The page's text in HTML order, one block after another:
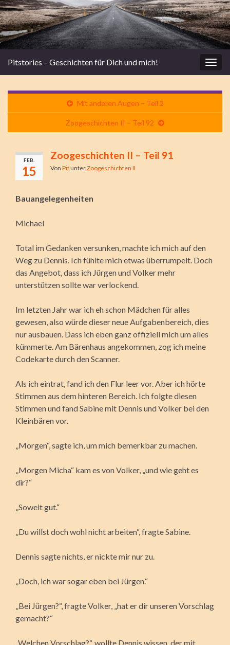
Pitstories – Geschichten für Dich und mich!
Mit anderen Augen – Teil 2
Zoogeschichten II – Teil 92
FEB.
15
Zoogeschichten II – Teil 91
Von PitunterZoogeschichten II
Bauangelegenheiten
Michael
Total im Gedanken versunken, machte ich mich auf den
Weg zu Dennis. Ich fühlte mich etwas überrumpelt. Doch
das Angebot, dass ich Jürgen und Volker mehr
unterstützen sollte war verlockend.
Im letzten Jahr war ich eh schon Mädchen für alles
gewesen, also würde dieser neue Aufgabenbereich, dies
nur ausbauen. Dass ich eben ganz offiziell mich um alles
kümmerte. Am Bärenhaus angekommen, zog ich meine
Codekarte durch den Scanner.
Als ich eintrat, fand ich den Flur leer vor. Aber ich hörte
Stimmen aus dem hinteren Bereich. Ich folgte diesen
Stimmen und fand Sabine mit Dennis und Volker bei den
Kleinbären vor.
„Morgen“, sagte ich, um mich bemerkbar zu machen.
„Morgen Micha“ kam es von Volker, „und wie geht es
dir?“
„Soweit gut.“
„Du willst doch wohl nicht arbeiten“, fragte Sabine.
Dennis sagte nichts, er nickte mir nur zu.
„Doch, ich war sogar eben bei Jürgen.“
„Bei Jürgen?“, fragte Volker, „hat er dir unseren Vorschlag
gemacht?“
„Welchen Vorschlag?“, wollte Dennis wissen, der mit